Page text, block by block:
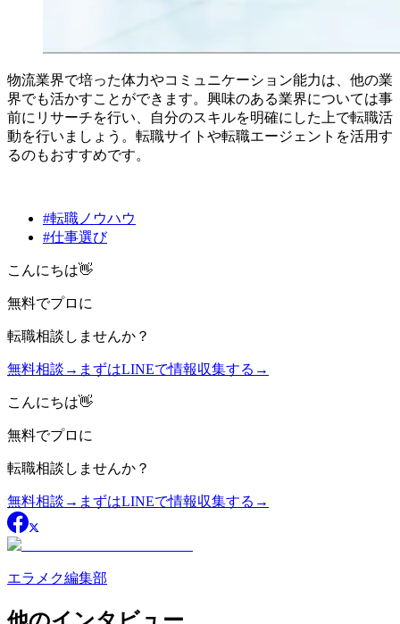
物流業界で培った体力やコミュニケーション能力は、他の業
界でも活かすことができます。興味のある業界については事
前にリサーチを行い、自分のスキルを明確にした上で転職活
動を行いましょう。転職サイトや転職エージェントを活用す
るのもおすすめです。
#転職ノウハウ
#仕事選び
こんにちは👋
無料でプロに
転職相談 しませんか？
無料相談 → まずはLINEで情報収集する →
こんにちは👋
無料でプロに
転職相談 しませんか？
無料相談 → まずはLINEで情報収集する →
エラメク編集部